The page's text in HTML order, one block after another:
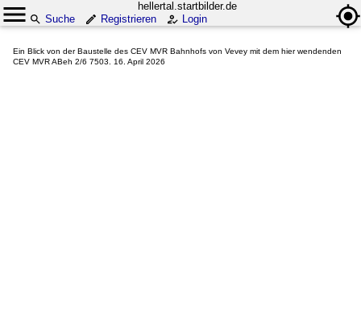
hellertal.startbilder.de
Suche
Registrieren Login
Ein Blick von der Baustelle des CEV MVR Bahnhofs von Vevey mit dem hier wendenden
CEV MVR ABeh 2/6 7503. 16. April 2026